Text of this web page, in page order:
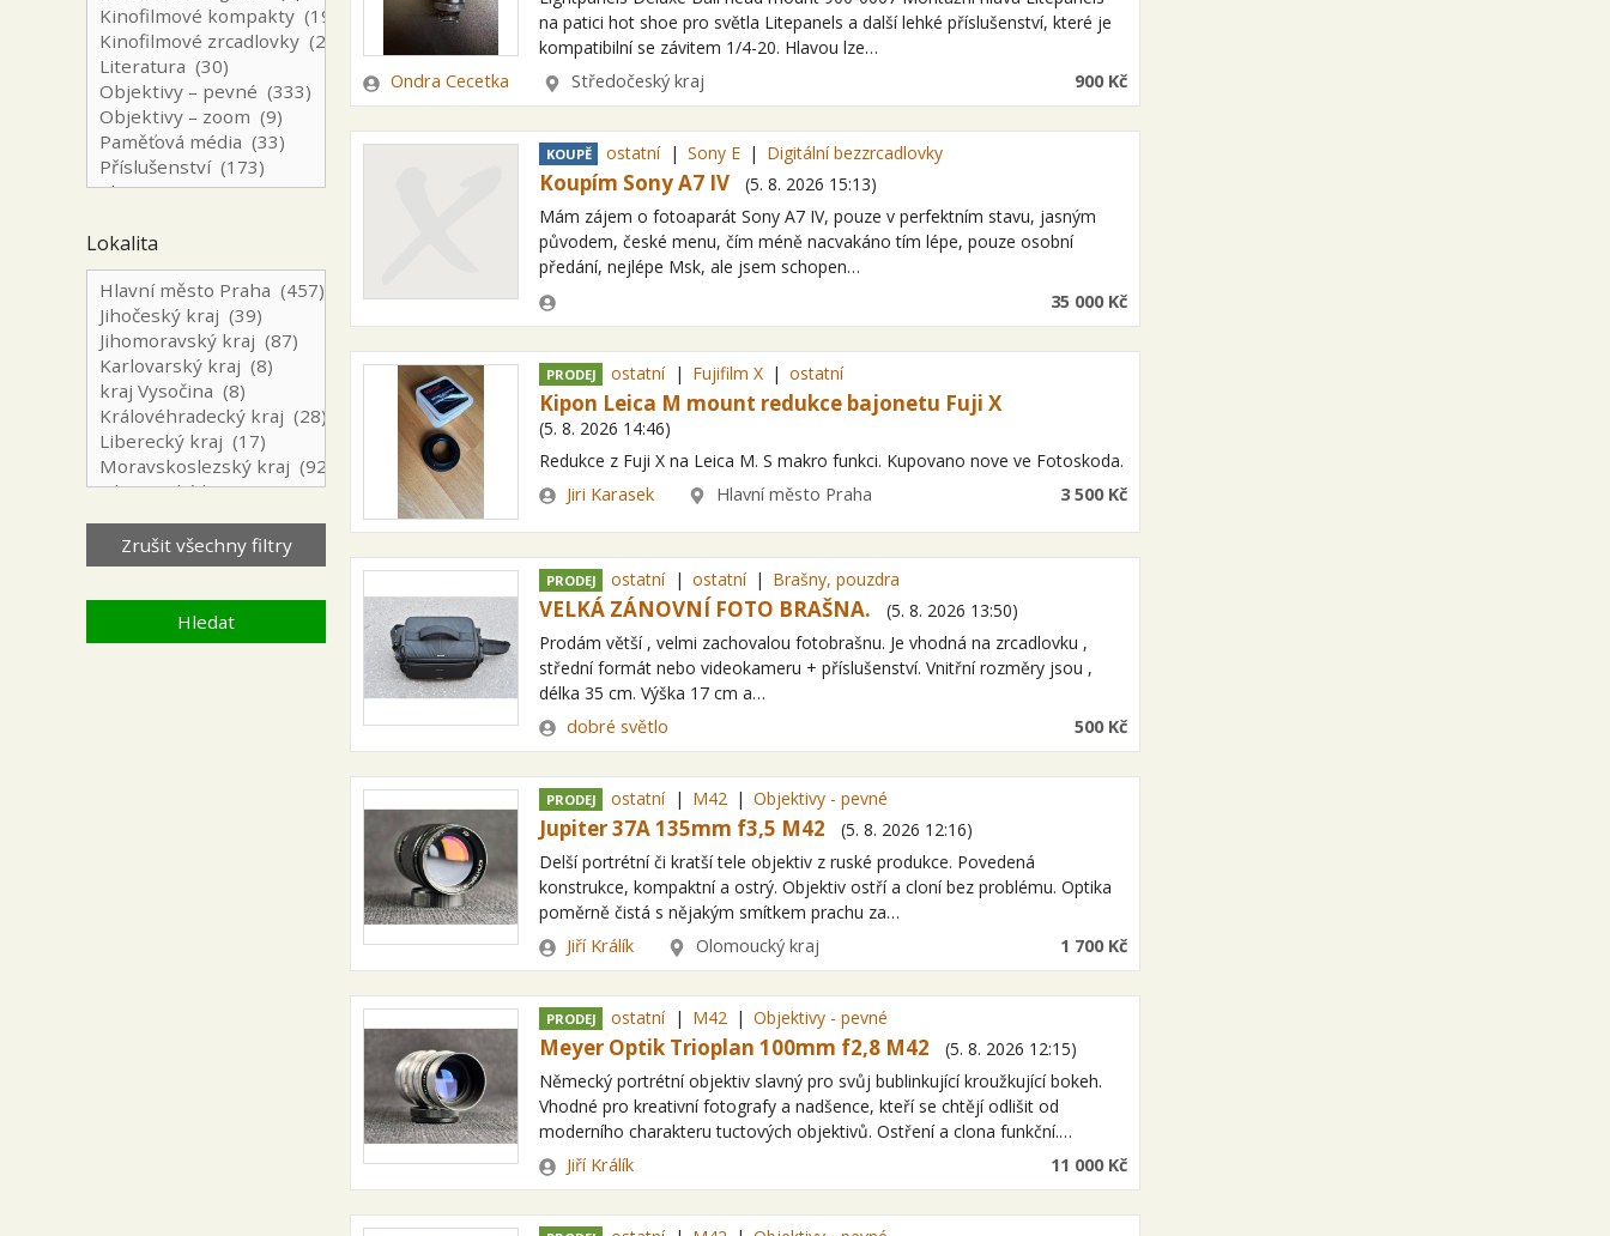
na patici hot shoe pro světla Litepanels a další lehké příslušenství, které je
kompatibilní se závitem 1/4-20. Hlavou lze…
Zadavatel
Ondra Cecetka Lokalita
Středočeský kraj 900 Kč
KOUPĚ ostatní Sony E Digitální bezzrcadlovky
Koupím Sony A7 IV (5. 8. 2026 15:13)
Mám zájem o fotoaparát Sony A7 IV, pouze v perfektním stavu, jasným
původem, české menu, čím méně nacvakáno tím lépe, pouze osobní
předání, nejlépe Msk, ale jsem schopen…
Zadavatel
35 000 Kč
PRODEJ ostatní Fujifilm X ostatní
Kipon Leica M mount redukce bajonetu Fuji X
(5. 8. 2026 14:46)
Redukce z Fuji X na Leica M. S makro funkci. Kupovano nove ve Fotoskoda.
Zadavatel
Jiri Karasek LokalitaHlavní město Praha 3 500 Kč
PRODEJ ostatní ostatní Brašny, pouzdra
VELKÁ ZÁNOVNÍ FOTO BRAŠNA. (5. 8. 2026 13:50)
Prodám větší , velmi zachovalou fotobrašnu. Je vhodná na zrcadlovku ,
střední formát nebo videokameru + příslušenství. Vnitřní rozměry jsou ,
délka 35 cm. Výška 17 cm a…
Zadavatel
dobré světlo 500 Kč
PRODEJ ostatní M42 Objektivy - pevné
Jupiter 37A 135mm f3,5 M42 (5. 8. 2026 12:16)
Delší portrétní či kratší tele objektiv z ruské produkce. Povedená
konstrukce, kompaktní a ostrý. Objektiv ostří a cloní bez problému. Optika
poměrně čistá s nějakým smítkem prachu za…
Zadavatel
Jiří Králík Lokalita
Olomoucký kraj 1 700 Kč
PRODEJ ostatní M42 Objektivy - pevné
Meyer Optik Trioplan 100mm f2,8 M42 (5. 8. 2026 12:15)
Německý portrétní objektiv slavný pro svůj bublinkující kroužkující bokeh.
Vhodné pro kreativní fotografy a nadšence, kteří se chtějí odlišit od
moderního charakteru tuctových objektivů. Ostření a clona funkční.…
Zadavatel
Jiří Králík 11 000 Kč
Lokalita